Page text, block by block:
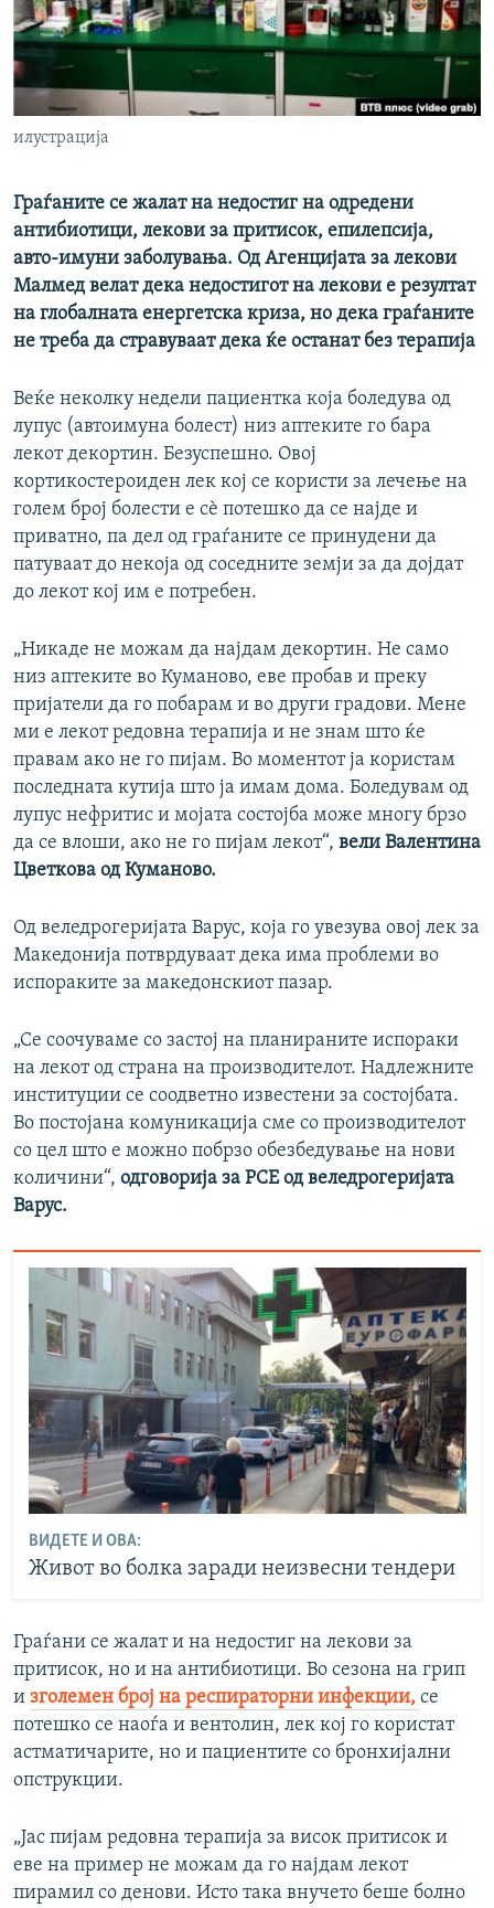
РСЕ веб страници
илустрација
Граѓаните се жалат на недостиг на одредени
антибиотици, лекови за притисок, епилепсија,
авто-имуни заболувања. Од Агенцијата за лекови
Малмед велат дека недостигот на лекови е резултат
на глобалната енергетска криза, но дека граѓаните
не треба да стравуваат дека ќе останат без терапија
Веќе неколку недели пациентка која боледува од
лупус (автоимуна болест) низ аптеките го бара
лекот декортин. Безуспешно. Овој
кортикостероиден лек кој се користи за лечење на
голем број болести е сѐ потешко да се најде и
приватно, па дел од граѓаните се принудени да
патуваат до некоја од соседните земји за да дојдат
до лекот кој им е потребен.
„Никаде не можам да најдам декортин. Не само
низ аптеките во Куманово, еве пробав и преку
пријатели да го побарам и во други градови. Мене
ми е лекот редовна терапија и не знам што ќе
правам ако не го пијам. Во моментот ја користам
последната кутија што ја имам дома. Боледувам од
лупус нефритис и мојата состојба може многу брзо
да се влоши, ако не го пијам лекот“, вели Валентина
Цветкова од Куманово.
Од веледрогеријата Варус, која го увезува овој лек за
Македонија потврдуваат дека има проблеми во
испораките за македонскиот пазар.
„Се соочуваме со застој на планираните испораки
на лекот од страна на производителот. Надлежните
институции се соодветно известени за состојбата.
Во постојана комуникација сме со производителот
со цел што е можно побрзо обезбедување на нови
количини“, одговорија за РСЕ од веледрогеријата
Варус.
ВИДЕТЕ И ОВА:
Живот во болка заради неизвесни тендери
Граѓани се жалат и на недостиг на лекови за
притисок, но и на антибиотици. Во сезона на грип
и зголемен број на респираторни инфекции, се
потешко се наоѓа и вентолин, лек кој го користат
астматичарите, но и пациентите со бронхијални
опструкции.
„Јас пијам редовна терапија за висок притисок и
еве на пример не можам да го најдам лекот
пирамил со денови. Исто така внучето беше болно